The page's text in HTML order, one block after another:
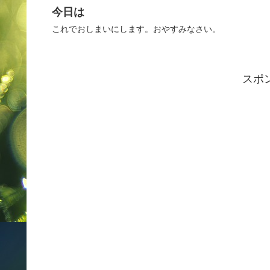
今日は
これでおしまいにします。おやすみなさい。
スポ